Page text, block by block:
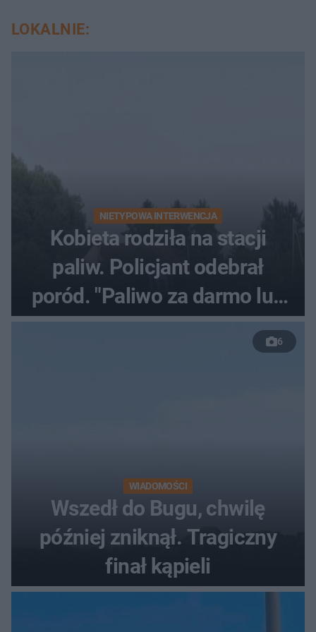
LOKALNIE:
NIETYPOWA INTERWENCJA
Kobieta rodziła na stacji
paliw. Policjant odebrał
poród. "Paliwo za darmo lub
50 %!"
6
WIADOMOŚCI
Wszedł do Bugu, chwilę
później zniknął. Tragiczny
finał kąpieli